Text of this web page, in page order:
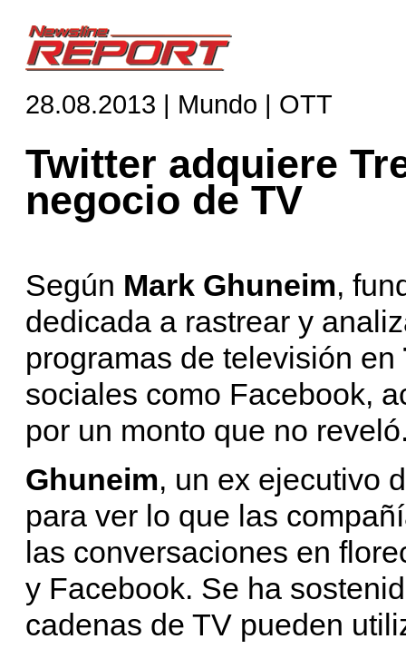
28.08.2013 | Mundo | OTT
Twitter adquiere
negocio de TV
Según Mark Ghuneim,
dedicada a rastrear y
programas de televisión en
sociales como Facebook,
por un monto que no
Ghuneim, un ex ejecutivo
para ver lo que las
las conversaciones en
y Facebook. Se ha
cadenas de TV pueden